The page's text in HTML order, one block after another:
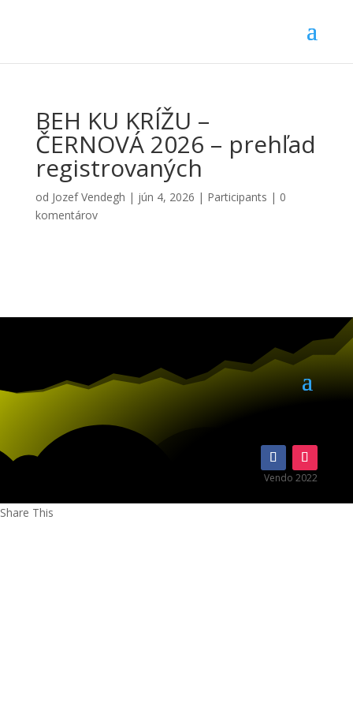
BEH KU KRÍŽU –
ČERNOVÁ 2026 – prehľad
registrovaných
od Jozef Vendegh | jún 4, 2026 | Participants | 0
komentárov
Vendo 2022
Share This